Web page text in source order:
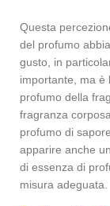
Questa
del profumo
gusto, in
importante, ma è
profumo della
fragranza
profumo di
apparire anche
di essenza di
misura adeguata.